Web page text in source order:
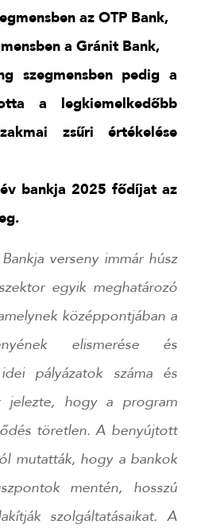
az OTP Bank,
a Gránit Bank,
szegmensben pedig a
a legkiemelkedőbb
zsűri értékelése
bankja 2025 fődíjat az
verseny immár húsz
egyik meghatározó
középpontjában a
elismerése és
pályázatok száma és
jelezte, hogy a program
töretlen. A benyújtott
mutatták, hogy a bankok
mentén, hosszú
szolgáltatásaikat. A